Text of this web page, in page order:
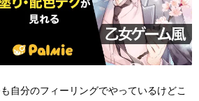
自分のフィーリングでやっているけどこ